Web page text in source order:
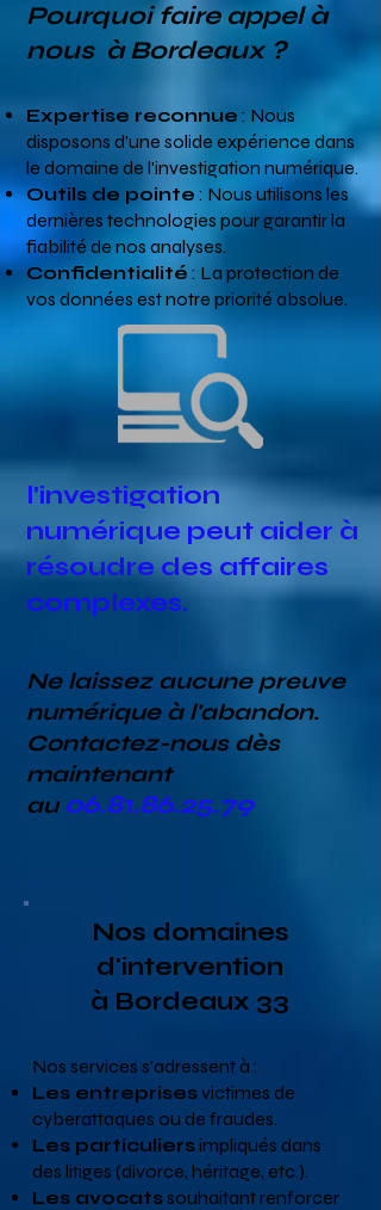
Pourquoi faire appel à
nous àBordeaux?
Expertise reconnue : Nous
disposons d'une solide expérience dans
le domaine de l'investigation numérique.
Outils de pointe : Nous utilisons les
dernières technologies pour garantir la
fiabilité de nos analyses.
Confidentialité : La protection de
vos données est notre priorité absolue.
l'investigation
numérique peut aider à
résoudre des affaires
complexes.
Ne laissez aucune preuve
numérique à l'abandon.
Contactez-nous dès
maintenant
au 06.81.86.25.79
Nos domaines
d'intervention
à Bordeaux 33
Nos services s'adressent à :
Les entreprisesvictimes de
cyberattaques ou de fraudes.
Les particuliersimpliqués dans
des litiges (divorce, héritage, etc.).
Les avocatssouhaitant renforcer